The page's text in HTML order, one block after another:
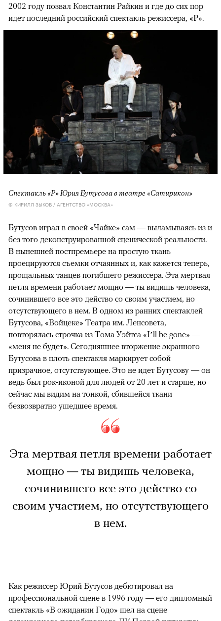
2002 году позвал Константин Райкин и где до сих пор
идет последний российский спектакль режиссера, «Р».
Спектакль «Р» Юрия Бутусова в театре «Сатирикон»
© КИРИЛЛ ЗЫКОВ / АГЕНТСТВО «МОСКВА»
Бутусов играл в своей «Чайке» сам — выламываясь из и
без того деконструированной сценической реальности.
В нынешней постпремьере на простую ткань
проецируются съемки отчаянных и, как кажется теперь,
прощальных танцев погибшего режиссера. Эта мертвая
петля времени работает мощно — ты видишь человека,
сочинившего все это действо со своим участием, но
отсутствующего в нем. В одном из ранних спектаклей
Бутусова, «Войцеке» Театра им. Ленсовета,
повторялась строчка из Тома Уэйтса «I’ll be gone» —
«меня не будет». Сегодняшнее вторжение экранного
Бутусова в плоть спектакля маркирует собой
призрачное, отсутствующее. Это не идет Бутусову — он
ведь был рок-иконой для людей от 20 лет и старше, но
сейчас мы видим на тонкой, сбившейся ткани
безвозвратно ушедшее время.
Эта мертвая петля времени работает
мощно — ты видишь человека,
сочинившего все это действо со
своим участием, но отсутствующего
в нем.
Как режиссер Юрий Бутусов дебютировал на
профессиональной сцене в 1996 году — его дипломный
спектакль «В ожидании Годо» шел на сцене